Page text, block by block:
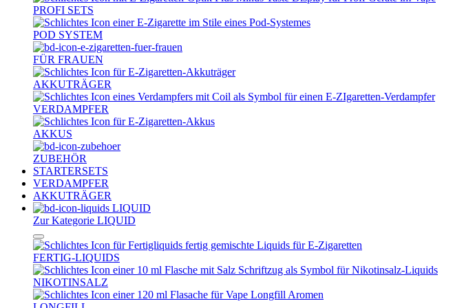
PROFI SETS
POD SYSTEM
FÜR FRAUEN
AKKUTRÄGER
VERDAMPFER
AKKUS
ZUBEHÖR
STARTERSETS
VERDAMPFER
AKKUTRÄGER
LIQUID
Zur Kategorie LIQUID
FERTIG-LIQUIDS
NIKOTINSALZ